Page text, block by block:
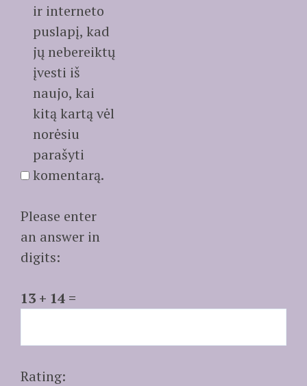
ir interneto
puslapį, kad
jų nebereiktų
įvesti iš
naujo, kai
kitą kartą vėl
norėsiu
parašyti
komentarą.
Please enter
an answer in
digits:
13 + 14 =
Rating: